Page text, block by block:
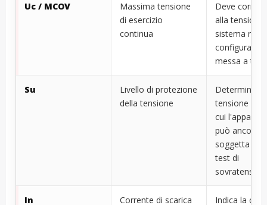
Uc / MCOV
Massima tensione
di esercizio
continua
Deve
alla tensione
sistema
messa a
Su
Livello di protezione
della tensione
Determina la
tensione
cui
può ancora
soggetta
test di
In
Corrente di scarica
Indica la